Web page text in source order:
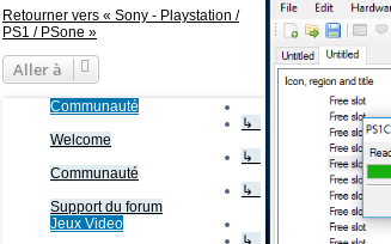
Retourner vers « Sony - Playstation /
PS1 / PSone »
Aller à
Communauté
↳
Welcome
↳
Communauté
↳
Support du forum
Jeux Video
↳